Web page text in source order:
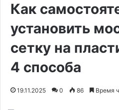
Как
установить
сетку на
4 способа
19.11.2025 0 86 Время